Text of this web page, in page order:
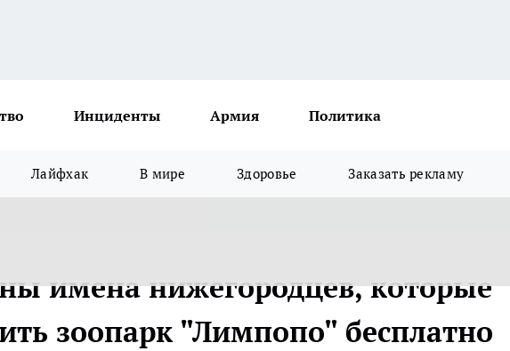
Инциденты Армия Политика
Лайфхак В мире Здоровье Заказать рекламу
имена нижегородцев, которые
зоопарк "Лимпопо" бесплатно